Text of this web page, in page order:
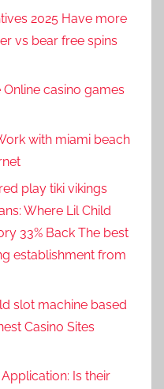
2025 Have more
vs bear free spins
Online casino games
with miami beach
play tiki vikings
Where Lil Child
33% Back The best
establishment from
slot machine based
Casino Sites
Is their